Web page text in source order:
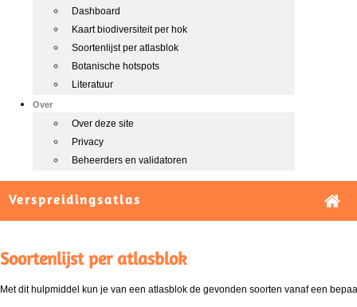
Dashboard
Kaart biodiversiteit per hok
Soortenlijst per atlasblok
Botanische hotspots
Literatuur
Over
Over deze site
Privacy
Beheerders en validatoren
Verspreidingsatlas
Soortenlijst per atlasblok
Met dit hulpmiddel kun je van een atlasblok de gevonden soorten vanaf een